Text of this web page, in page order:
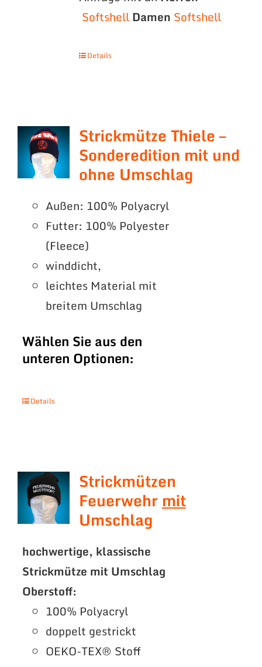
Softshell Damen Softshell
Details
Strickmütze Thiele –
Sonderedition mit und
ohne Umschlag
Außen: 100% Polyacryl
Futter: 100% Polyester
(Fleece)
winddicht,
leichtes Material mit
breitem Umschlag
Wählen Sie aus den
unteren Optionen:
Details
Strickmützen
Feuerwehr mit
Umschlag
hochwertige, klassische
Strickmütze mit Umschlag
Oberstoff:
100% Polyacryl
doppelt gestrickt
OEKO-TEX® Stoff